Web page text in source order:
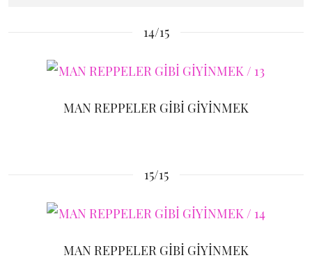
14/15
MAN REPPELER GİBİ GİYİNMEK
15/15
MAN REPPELER GİBİ GİYİNMEK